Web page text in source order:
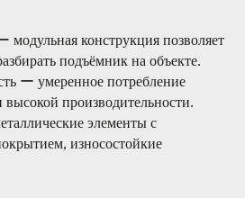
модульная конструкция позволяет
подъёмник на объекте.
ー умеренное потребление
высокой производительности.
элементы с
износостойкие
лет работы